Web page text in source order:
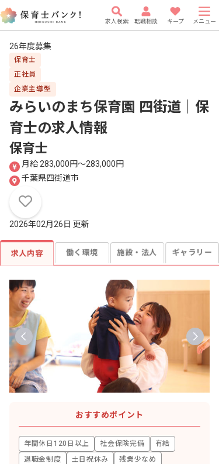
求人検索 転職相談 キープ メニュー
26年度募集
保育士
正社員
企業主導型
みらいのまち保育園 四街道｜保
育士の求人情報
保育士
月給 283,000円〜283,000円
千葉県四街道市
2026年02月26日 更新
求人内容 働く環境 施設・法人 ギャラリー
おすすめポイント
年間休日120日以上 社会保険完備
有給
退職金制度
土日祝休み
残業少なめ